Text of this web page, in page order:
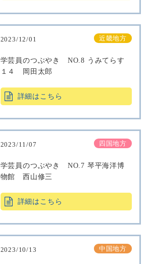
2023/12/01 近畿地方
学芸員のつぶやき NO.8 うみてらす
１４ 岡田太郎
詳細はこちら
2023/11/07 四国地方
学芸員のつぶやき NO.7 琴平海洋博
物館 西山修三
詳細はこちら
2023/10/13 中国地方